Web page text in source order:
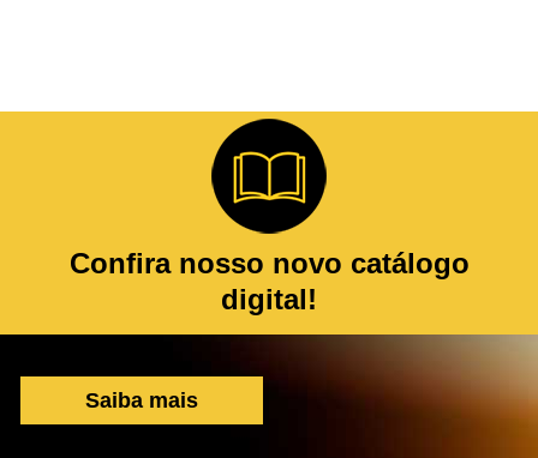
Confira nosso novo catálogo
digital!
Saiba mais